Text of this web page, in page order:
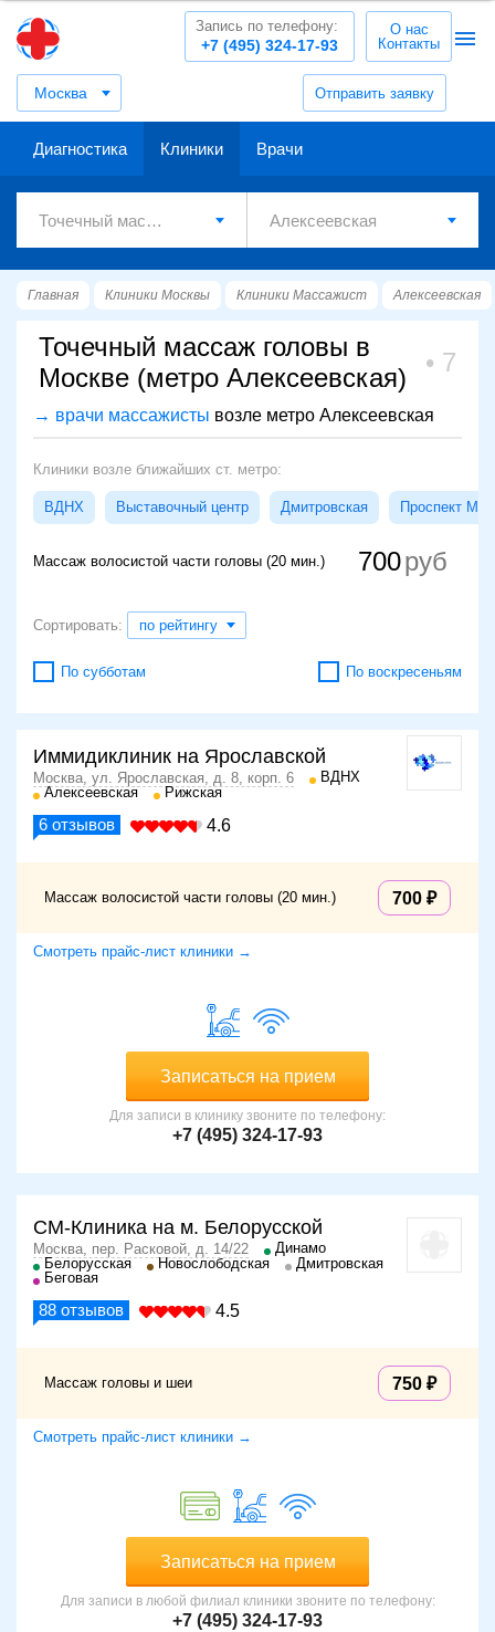
Москва Отправить заявку
+7 (495) 324-17-93
Запись по телефону:
О нас
Контакты
Диагностика Клиники Врачи
Главная Клиники Москвы Клиники Массажист Алексеевская
Точечный массаж головы в
Москве (метро Алексеевская)
7
→ врачи массажисты возле метро Алексеевская
Клиники возле ближайших ст. метро:
ВДНХ Выставочный центр Дмитровская Проспект
Массаж волосистой части головы (20 мин.) 700
Сортировать: по рейтингу
По субботам По воскресеньям
Иммидиклиник на Ярославской
Москва, ул. Ярославская, д. 8, корп. 6
ВДНХ
Алексеевская
Рижская
6 отзывов 4.6
Массаж волосистой части головы (20 мин.) 700
Смотреть прайс-лист клиники →
Записаться на прием
Для записи в клинику звоните по телефону:
+7 (495) 324-17-93
СМ-Клиника на м. Белорусской
Москва, пер. Расковой, д. 14/22
Динамо
Белорусская
Новослободская
Дмитровская
Беговая
88 отзывов 4.5
Массаж головы и шеи 750
Смотреть прайс-лист клиники →
Записаться на прием
Для записи в любой филиал клиники звоните по телефону:
+7 (495) 324-17-93